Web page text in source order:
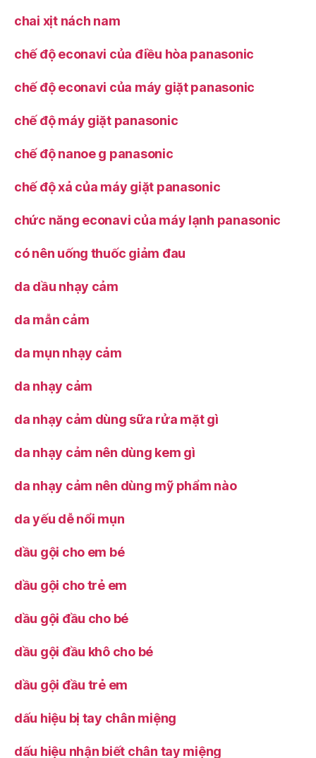
chai xịt nách nam
chế độ econavi của điều hòa panasonic
chế độ econavi của máy giặt panasonic
chế độ máy giặt panasonic
chế độ nanoe g panasonic
chế độ xả của máy giặt panasonic
chức năng econavi của máy lạnh panasonic
có nên uống thuốc giảm đau
da dầu nhạy cảm
da mẫn cảm
da mụn nhạy cảm
da nhạy cảm
da nhạy cảm dùng sữa rửa mặt gì
da nhạy cảm nên dùng kem gì
da nhạy cảm nên dùng mỹ phẩm nào
da yếu dễ nổi mụn
dầu gội cho em bé
dầu gội cho trẻ em
dầu gội đầu cho bé
dầu gội đầu khô cho bé
dầu gội đầu trẻ em
dấu hiệu bị tay chân miệng
dấu hiệu nhận biết chân tay miệng